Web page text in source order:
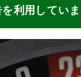
利用していま